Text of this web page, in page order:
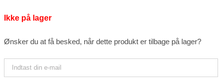
Ikke på lager
Ønsker du at få besked, når dette produkt er tilbage på lager?